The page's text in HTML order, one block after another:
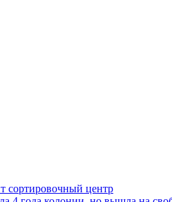
сортировочный центр